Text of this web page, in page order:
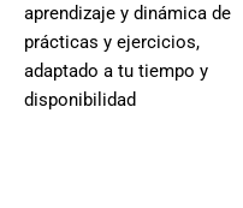
aprendizaje y dinámica de
prácticas y ejercicios,
adaptado a tu tiempo y
disponibilidad